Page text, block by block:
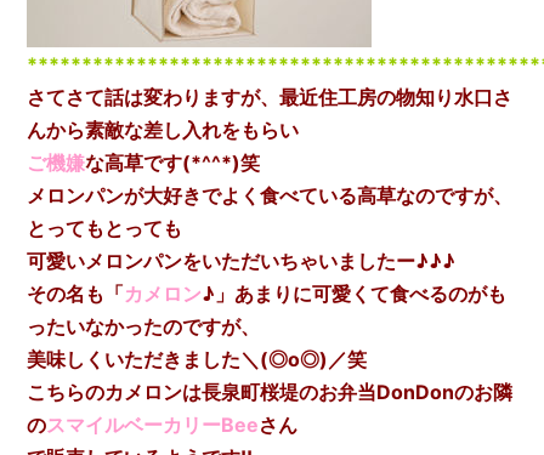
さてさて話は変わりますが、最近住工房の物知り水口さ
んから素敵な差し入れをもらい
ご機嫌な高草です(*^^*)笑
メロンパンが大好きでよく食べている高草なのですが、
とってもとっても
可愛いメロンパンをいただいちゃいましたー♪♪♪
その名も「カメロン♪」あまりに可愛くて食べるのがも
ったいなかったのですが、
美味しくいただきました＼(◎o◎)／笑
こちらのカメロンは長泉町桜堤のお弁当DonDonのお隣
のスマイルベーカリーBeeさん